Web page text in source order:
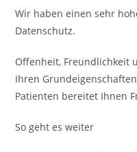
Wir haben einen sehr
Datenschutz.
Offenheit, Freundlichkeit
Ihren
Patienten bereitet Ihnen
So geht es weiter